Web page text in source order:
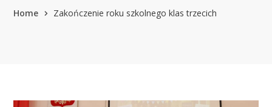
Home Zakończenie roku szkolnego klas trzecich